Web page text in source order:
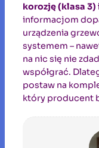
korozję (klasa 3)
informacjom
urządzenia
systemem –
na nic się nie
współgrać.
postaw na
który producent